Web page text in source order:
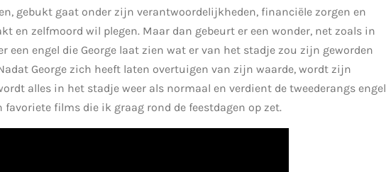
gebukt gaat onder zijn verantwoordelijkheden, financiële zorgen en
en zelfmoord wil plegen. Maar dan gebeurt er een wonder, net zoals in
een engel die George laat zien wat er van het stadje zou zijn geworden
George zich heeft laten overtuigen van zijn waarde, wordt zijn
alles in het stadje weer als normaal en verdient de tweederangs engel
films die ik graag rond de feestdagen op zet.